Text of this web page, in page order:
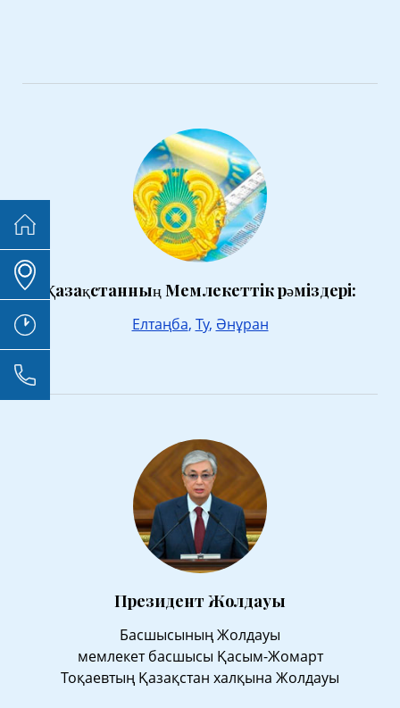
Қазақстанның Мемлекеттік рәміздері:
Елтаңба, Ту, Әнұран
Президент Жолдауы
Басшысының Жолдауы
мемлекет басшысы Қасым-Жомарт
Тоқаевтың Қазақстан халқына Жолдауы